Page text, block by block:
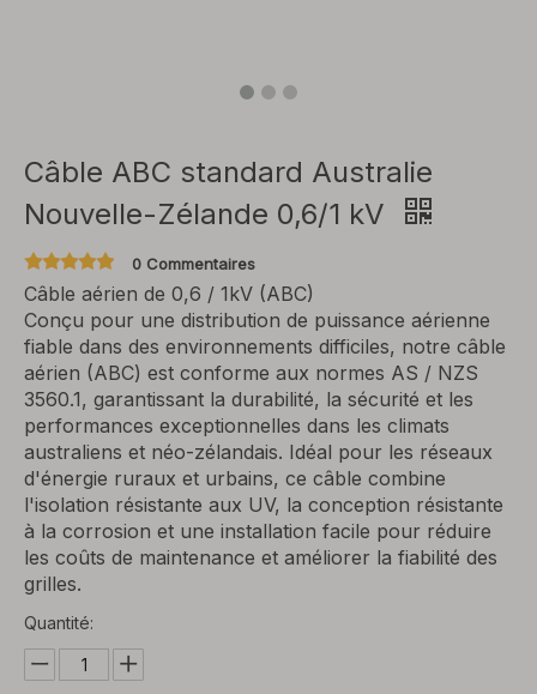
Câble ABC standard Australie
Nouvelle-Zélande 0,6/1 kV
0 Commentaires
Câble aérien de 0,6 / 1kV (ABC)
Conçu pour une distribution de puissance aérienne
fiable dans des environnements difficiles, notre câble
aérien (ABC) est conforme aux normes AS / NZS
3560.1, garantissant la durabilité, la sécurité et les
performances exceptionnelles dans les climats
australiens et néo-zélandais. Idéal pour les réseaux
d'énergie ruraux et urbains, ce câble combine
l'isolation résistante aux UV, la conception résistante
à la corrosion et une installation facile pour réduire
les coûts de maintenance et améliorer la fiabilité des
grilles.
Quantité: